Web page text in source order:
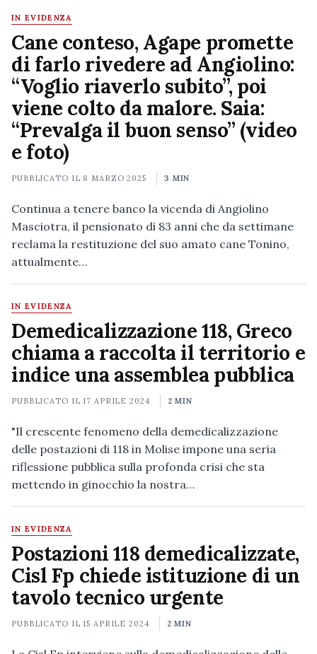
IN EVIDENZA
Cane conteso, Agape promette
di farlo rivedere ad Angiolino:
“Voglio riaverlo subito”, poi
viene colto da malore. Saia:
“Prevalga il buon senso” (video
e foto)
PUBBLICATO IL 8 MARZO 2025 3 MIN
Continua a tenere banco la vicenda di Angiolino
Masciotra, il pensionato di 83 anni che da settimane
reclama la restituzione del suo amato cane Tonino,
attualmente…
IN EVIDENZA
Demedicalizzazione 118, Greco
chiama a raccolta il territorio e
indice una assemblea pubblica
PUBBLICATO IL17 APRILE 2024 2 MIN
"Il crescente fenomeno della demedicalizzazione
delle postazioni di 118 in Molise impone una seria
riflessione pubblica sulla profonda crisi che sta
mettendo in ginocchio la nostra…
IN EVIDENZA
Postazioni 118 demedicalizzate,
Cisl Fp chiede istituzione di un
tavolo tecnico urgente
PUBBLICATO IL15 APRILE 2024 2 MIN